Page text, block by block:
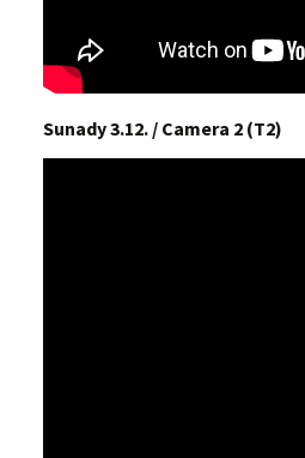
Sunady 3.12. / Camera 2 (T2)